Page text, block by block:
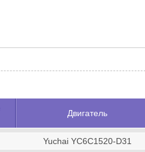
Двигатель
Yuchai YC6C1520-D31